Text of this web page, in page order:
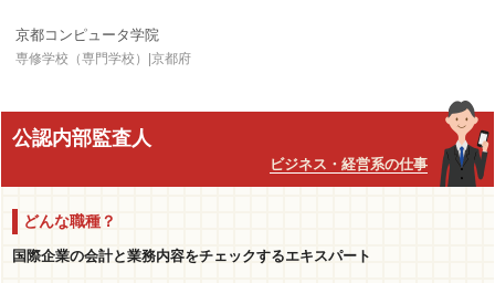
京都コンピュータ学院
専修学校（専門学校）|京都府
公認内部監査人
ビジネス・経営系の仕事
どんな職種？
国際企業の会計と業務内容をチェックするエキスパート